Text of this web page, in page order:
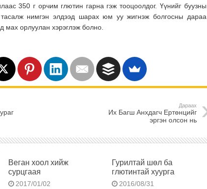
350 г орчим глютин гарна гэж тооцоолдог. Үүнийг буузны
нимгэн элдээд шарах юм уу жигнэж болгосны дараа
мах орлуулан хэрэглэж болно.
Дараах
Их Багш Анхдагч Ертөнцийг
эргэн олсон нь
Веган хоол хийж
сурцгаая
2017/01/02
Гурилтай шөл ба
глютинтай хуурга
2016/08/31